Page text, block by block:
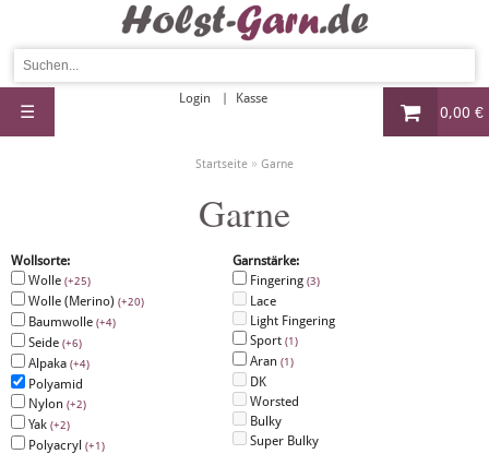
0,00 €
Login Kasse
☰
Startseite » Garne
Garne
Wollsorte:
Wolle (+25)
Wolle (Merino) (+20)
Baumwolle (+4)
Seide (+6)
Alpaka (+4)
Polyamid
Nylon (+2)
Yak (+2)
Polyacryl (+1)
Garnstärke:
Fingering (3)
Lace
Light Fingering
Sport (1)
Aran (1)
DK
Worsted
Bulky
Super Bulky